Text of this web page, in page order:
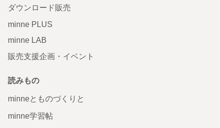
ダウンロード販売
minne PLUS
minne LAB
販売支援企画・イベント
読みもの
minneとものづくりと
minne学習帖